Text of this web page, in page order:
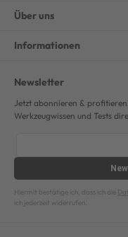
Über uns
Informationen
Newsletter
Jetzt abonnieren &
Werkzeugwissen und Tests
Hiermit bestätige ich, dass ich die
ich jederzeit widerrufen.